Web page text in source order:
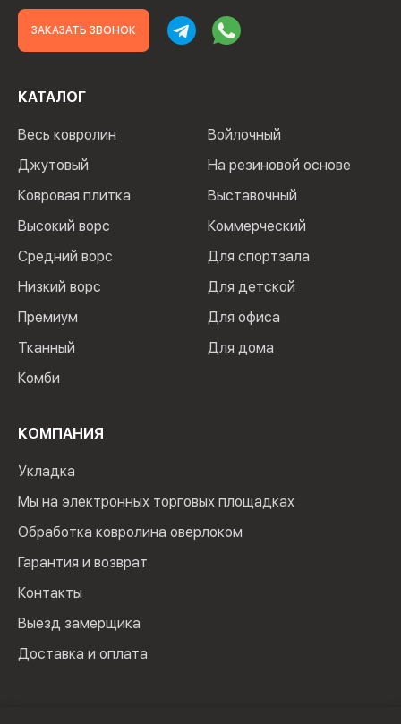
ЗАКАЗАТЬ ЗВОНОК
КАТАЛОГ
Весь ковролин
Джутовый
Ковровая плитка
Высокий ворс
Средний ворс
Низкий ворс
Премиум
Тканный
Комби
Войлочный
На резиновой основе
Выставочный
Коммерческий
Для спортзала
Для детской
Для офиса
Для дома
КОМПАНИЯ
Укладка
Мы на электронных торговых площадках
Обработка ковролина оверлоком
Гарантия и возврат
Контакты
Выезд замерщика
Доставка и оплата